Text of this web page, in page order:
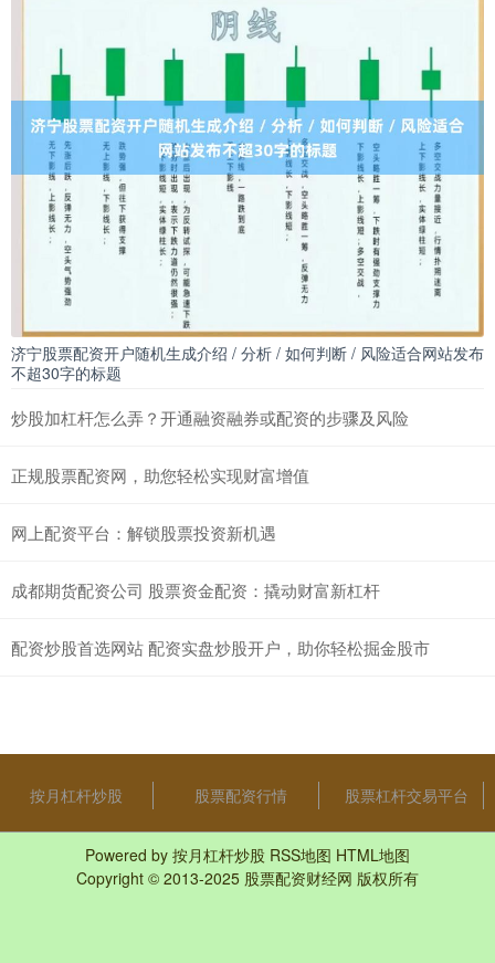
济宁股票配资开户随机生成介绍 / 分析 / 如何判断 / 风险适合网站发布
不超30字的标题
炒股加杠杆怎么弄？开通融资融券或配资的步骤及风险
正规股票配资网，助您轻松实现财富增值
网上配资平台：解锁股票投资新机遇
成都期货配资公司 股票资金配资：撬动财富新杠杆
配资炒股首选网站 配资实盘炒股开户，助你轻松掘金股市
按月杠杆炒股 股票配资行情 股票杠杆交易平台
Powered by 按月杠杆炒股 RSS地图 HTML地图
Copyright © 2013-2025 股票配资财经网 版权所有